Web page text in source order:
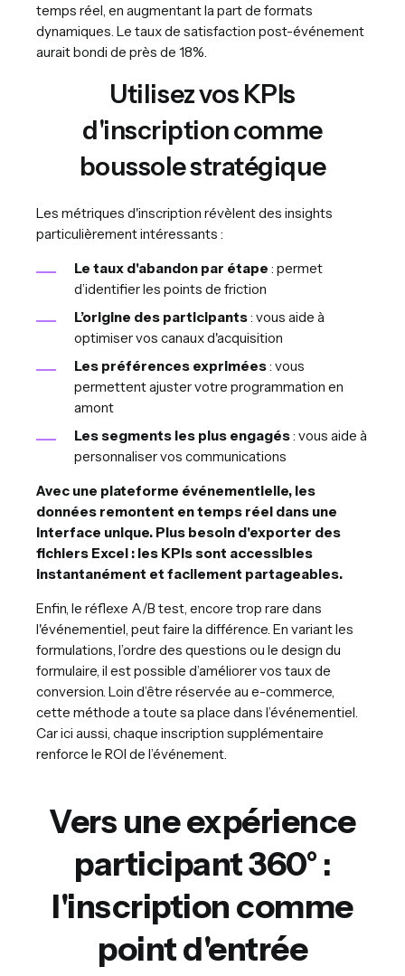
temps réel, en augmentant la part de formats
dynamiques. Le taux de satisfaction post-événement
aurait bondi de près de 18%.
Utilisez vos KPIs
d'inscription comme
boussole stratégique
Les métriques d'inscription révèlent des insights
particulièrement intéressants :
Le taux d'abandon par étape : permet
d’identifier les points de friction
L’origine des participants: vous aide à
optimiser vos canaux d'acquisition
Les préférences exprimées: vous
permettent ajuster votre programmation en
amont
Les segments les plus engagés: vous aide à
personnaliser vos communications
Avec une plateforme événementielle, les
données remontent en temps réel dans une
interface unique. Plus besoin d'exporter des
fichiers Excel : les KPIs sont accessibles
instantanément et facilement partageables.
Enfin, le réflexe A/B test, encore trop rare dans
l'événementiel, peut faire la différence. En variant les
formulations, l’ordre des questions ou le design du
formulaire, il est possible d’améliorer vos taux de
conversion. Loin d’être réservée au e-commerce,
cette méthode a toute sa place dans l’événementiel.
Car ici aussi, chaque inscription supplémentaire
renforce le ROI de l’événement.
Vers une expérience
participant 360° :
l'inscription comme
point d'entrée